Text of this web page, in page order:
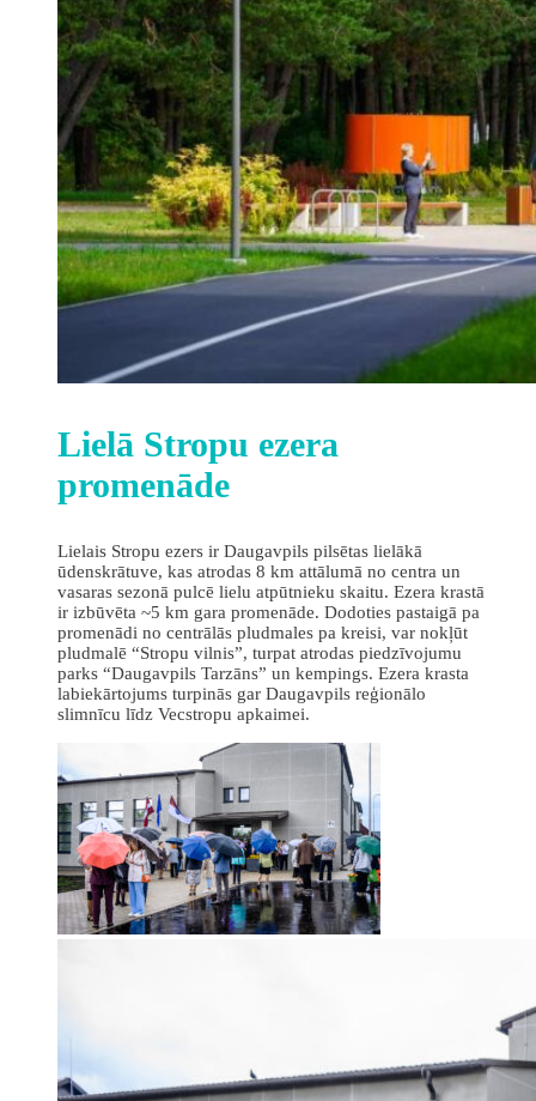
Lielā Stropu ezera
promenāde
Lielais Stropu ezers ir Daugavpils pilsētas lielākā
ūdenskrātuve, kas atrodas 8 km attālumā no centra un
vasaras sezonā pulcē lielu atpūtnieku skaitu. Ezera krastā
ir izbūvēta ~5 km gara promenāde. Dodoties pastaigā pa
promenādi no centrālās pludmales pa kreisi, var nokļūt
pludmalē “Stropu vilnis”, turpat atrodas piedzīvojumu
parks “Daugavpils Tarzāns” un kempings. Ezera krasta
labiekārtojums turpinās gar Daugavpils reģionālo
slimnīcu līdz Vecstropu apkaimei.